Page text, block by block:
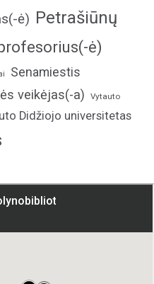
ė) Petrašiūnų
ė)
Senamiestis
veikėjas(-a) Vytauto
Didžiojo universitetas